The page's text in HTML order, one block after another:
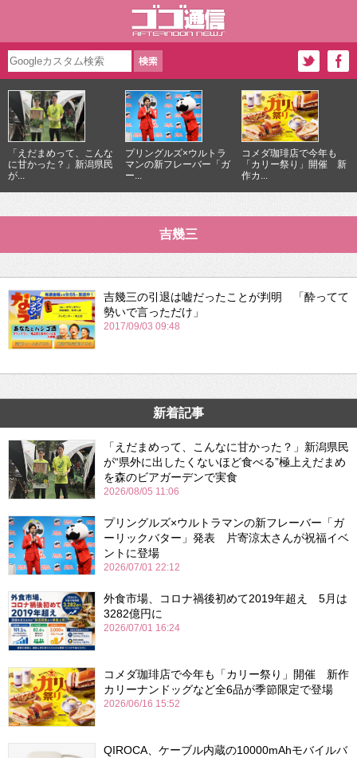
「えだまめって、こんな
に甘かった？」新潟県民
が...
プリングルズ×ウルトラ
マンの新フレーバー「ガ
ー...
コメダ珈琲店で今年も
「カリー祭り」開催 新
作カ...
吉幾三
吉幾三の引退は嘘だったことが判明 「酔ってて
勢いで言っただけ」
2017/09/03 09:48
新着記事
「えだまめって、こんなに甘かった？」新潟県民
が“県外に出したくないほど食べる”極上えだまめ
を森のビアガーデンで実食
2026/08/05 11:06
プリングルズ×ウルトラマンの新フレーバー「ガ
ーリックバター」発表 片寄涼太さんが祝福イベ
ントに登場
2026/07/01 22:12
外食市場、コロナ禍後初めて2019年超え 5月は
3282億円に
2026/07/01 16:24
コメダ珈琲店で今年も「カリー祭り」開催 新作
カリーナンドッグなど全6品が季節限定で登場
2026/06/16 15:52
QIROCA、ケーブル内蔵の10000mAhモバイルバ